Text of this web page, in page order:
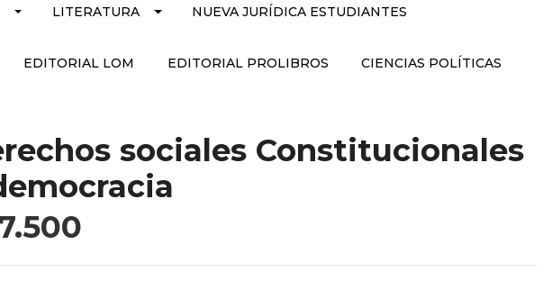
LITERATURA NUEVA JURÍDICA ESTUDIANTES
EDITORIAL LOM EDITORIAL PROLIBROS CIENCIAS POLÍTICAS
sociales Constitucionales